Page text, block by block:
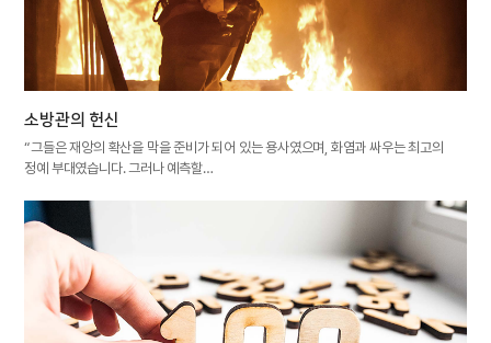
소방관의 헌신
“그들은 재앙의 확산을 막을 준비가 되어 있는 용사였으며, 화염과 싸우는 최고의
정예 부대였습니다. 그러나 예측할…